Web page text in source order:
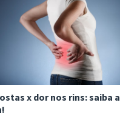
x dor nos rins: saiba a